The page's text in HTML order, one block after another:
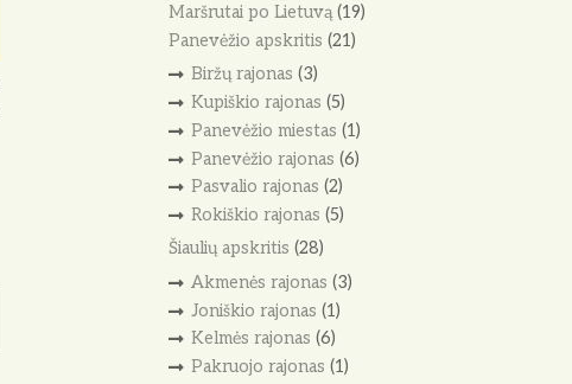
Maršrutai po Lietuvą(19)
Panevėžio apskritis (21)
Biržų rajonas (3)
Kupiškio rajonas (5)
Panevėžio miestas (1)
Panevėžio rajonas (6)
Pasvalio rajonas (2)
Rokiškio rajonas (5)
Šiaulių apskritis (28)
Akmenės rajonas (3)
Joniškio rajonas (1)
Kelmės rajonas (6)
Pakruojo rajonas (1)